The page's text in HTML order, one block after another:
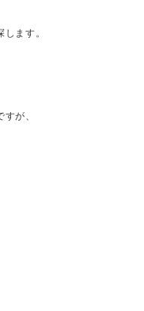
ます。
が、